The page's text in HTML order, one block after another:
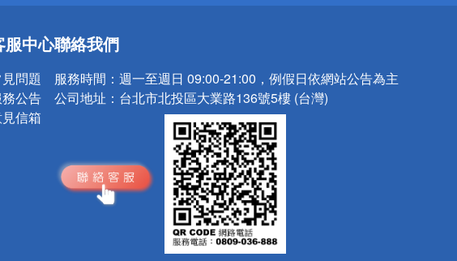
小心！
服中心
問題
公告
信箱
聯絡我們
服務時間： 週一至週日 09:00-21:00，例假日依網站公告為主
公司地址： 台北市北投區大業路136號5樓 (台灣)